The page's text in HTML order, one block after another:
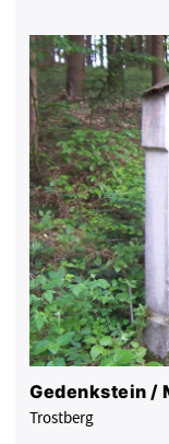
Gedenkstein /
Trostberg